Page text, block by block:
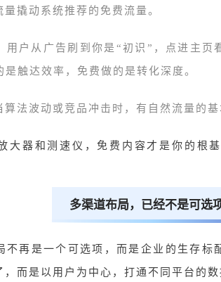
撬动系统推荐的免费流量。
用户从广告刷到你是 “初识”，点进主页
是触达效率，免费做的是转化深度。
法波动或竞品冲击时，有自然流量的
大器和测速仪，免费内容才是你的根
多渠道布局，已经不是可选
不再是一个可选项，而是企业的生存标
而是以用户为中心，打通不同平台的数